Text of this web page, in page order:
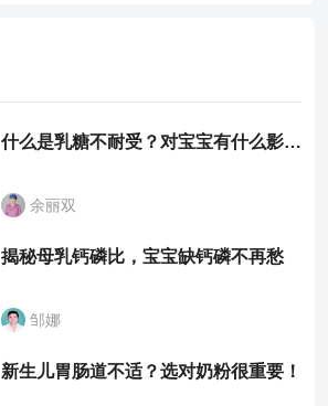
什么是乳糖不耐受？对宝宝有什么影响？
余丽双
揭秘母乳钙磷比，宝宝缺钙磷不再愁
邹娜
新生儿胃肠道不适？选对奶粉很重要！